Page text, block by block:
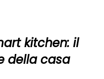
kitchen: il
della casa